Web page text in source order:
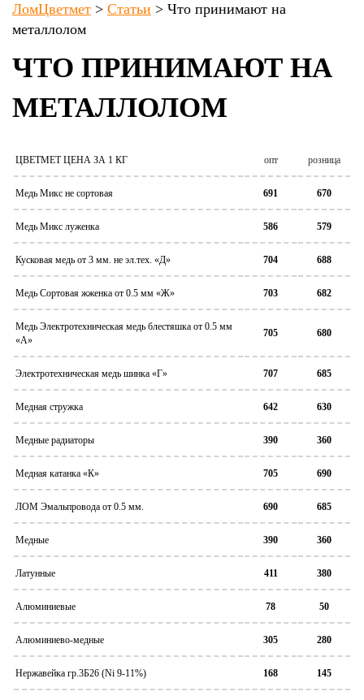
ЛомЦветмет > Статьи > Что принимают на
металлолом
ЧТО ПРИНИМАЮТ НА
МЕТАЛЛОЛОМ
ЦВЕТМЕТ ЦЕНА ЗА 1 КГ опт розница
Медь Микс не сортовая 691 670
Медь Микс луженка 586 579
Кусковая медь от 3 мм. не эл.тех. «Д» 704 688
Медь Сортовая жженка от 0.5 мм «Ж» 703 682
Медь Электротехническая медь блестяшка от 0.5 мм
«А»
705 680
Электротехническая медь шинка «Г» 707 685
Медная стружка 642 630
Медные радиаторы 390 360
Медная катанка «К» 705 690
ЛОМ Эмальпровода от 0.5 мм. 690 685
Медные 390 360
Латунные 411 380
Алюминиевые 78 50
Алюминиево-медные 305 280
Нержавейка гр.3Б26 (Ni 9-11%) 168 145